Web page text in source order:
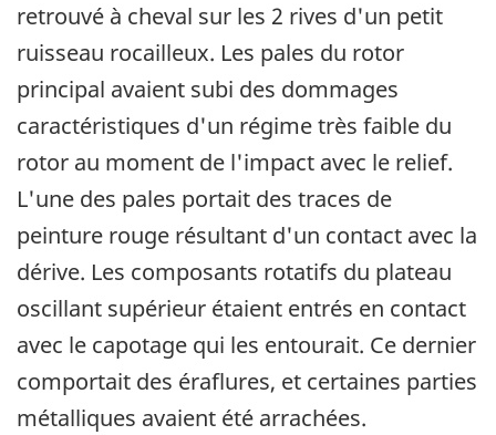
retrouvé à cheval sur les 2 rives d'un petit
ruisseau rocailleux. Les pales du rotor
principal avaient subi des dommages
caractéristiques d'un régime très faible du
rotor au moment de l'impact avec le relief.
L'une des pales portait des traces de
peinture rouge résultant d'un contact avec la
dérive. Les composants rotatifs du plateau
oscillant supérieur étaient entrés en contact
avec le capotage qui les entourait. Ce dernier
comportait des éraflures, et certaines parties
métalliques avaient été arrachées.